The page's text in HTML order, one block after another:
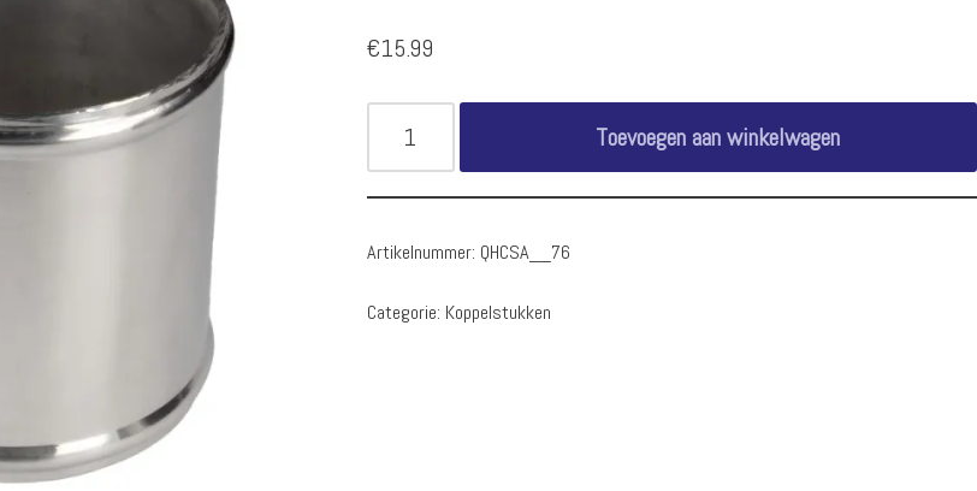
€15.99
Toevoegen aan winkelwagen
Artikelnummer: QHCSA__76
Categorie: Koppelstukken